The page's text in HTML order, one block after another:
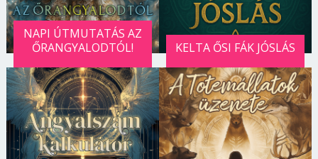
NAPI ÚTMUTATÁS AZ
ŐRANGYALODTÓL!
KELTA ŐSI FÁK JÓSLÁS